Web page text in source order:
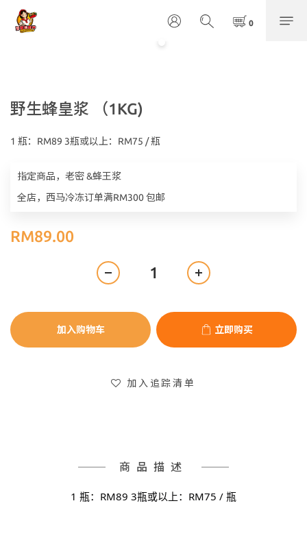
野生蜂皇浆 （1KG)
1 瓶：RM89 3瓶或以上：RM75 / 瓶
指定商品，老密 &蜂王浆
全店，西马冷冻订单满RM300 包邮
RM89.00
加入购物车 立即购买
加入追踪清单
商品描述
1 瓶：RM89 3瓶或以上：RM75 / 瓶